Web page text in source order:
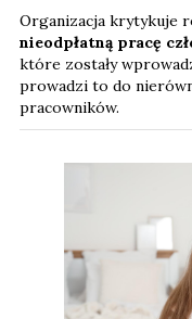
Organizacja krytykuje
nieodpłatną pracę
które zostały
prowadzi to do
pracowników.